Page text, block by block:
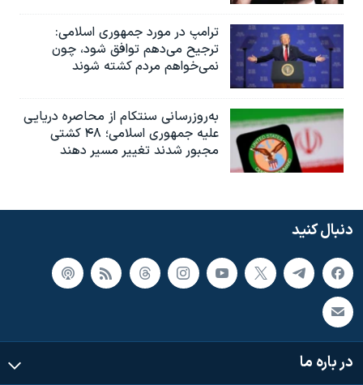
ترامپ در مورد جمهوری اسلامی:
ترجیح می‌دهم توافق شود، چون
نمی‌خواهم مردم کشته شوند
به‌روزرسانی سنتکام از محاصره دریایی
علیه جمهوری اسلامی؛ ۴۸ کشتی
مجبور شدند تغییر مسیر دهند
دنبال کنید
در باره ما